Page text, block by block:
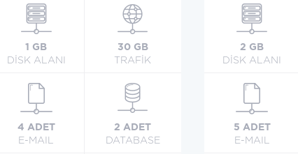
1 GB
DİSK ALANI
30 GB
TRAFİK
4 ADET
E-MAIL
2 ADET
DATABASE
2 GB
DİSK ALANI
5 ADET
E-MAIL